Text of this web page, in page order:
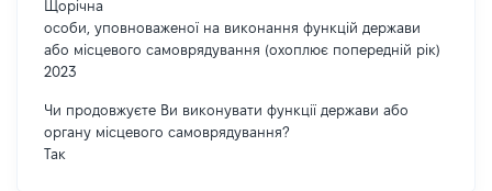
Щорічна
особи, уповноваженої на виконання функцій держави
або місцевого самоврядування (охоплює попередній рік)
2023
Чи продовжуєте Ви виконувати функції держави або
органу місцевого самоврядування?
Так